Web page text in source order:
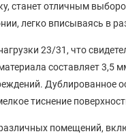
станет отличным
легко вписываясь в
23/31, что
составляет 3,5
Дублированное
тиснение
помещений,